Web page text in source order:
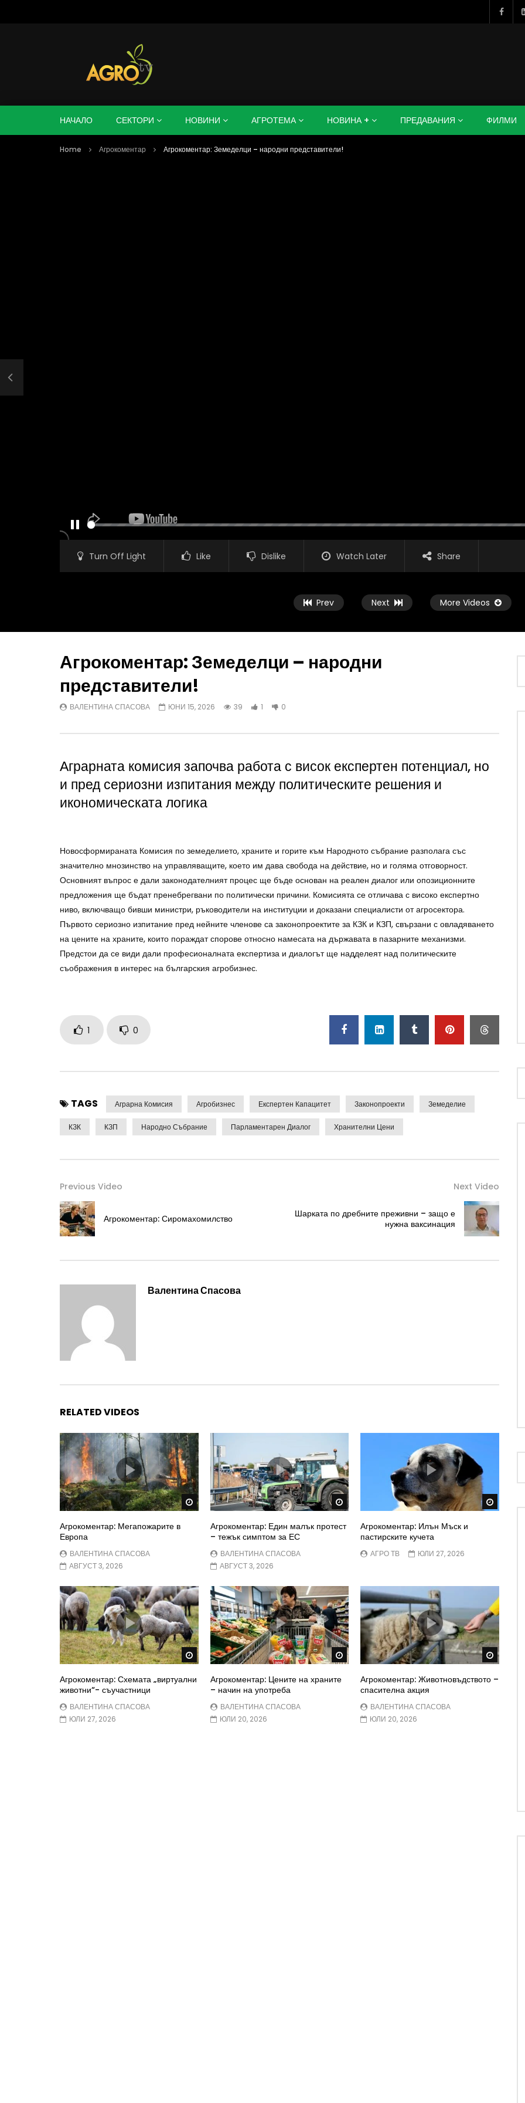
НАЧАЛО СЕКТОРИ НОВИНИ АГРОТЕМА НОВИНА + ПРЕДАВАНИЯ ФИЛМИ
Home Агрокоментар Агрокоментар: Земеделци – народни представители!
Turn Off Light Like Dislike Watch Later Share
Prev Next More Videos
Агрокоментар: Мегапожарите в
Агрокоментар: Един малък протест –
Агрокоментар: Земеделци – народни
представители!
ВАЛЕНТИНА СПАСОВА ЮНИ 15, 2026 39 1 0
Аграрната комисия започва работа с висок експертен потенциал, но
и пред сериозни изпитания между политическите решения и
икономическата логика
Новосформираната Комисия по земеделието, храните и горите към Народното събрание разполага със
значително мнозинство на управляващите, което им дава свобода на действие, но и голяма отговорност.
Основният въпрос е дали законодателният процес ще бъде основан на реален диалог или опозиционните
предложения ще бъдат пренебрегвани по политически причини. Комисията се отличава с високо експертно
ниво, включващо бивши министри, ръководители на институции и доказани специалисти от агросектора.
Първото сериозно изпитание пред нейните членове са законопроектите за КЗК и КЗП, свързани с овладяването
на цените на храните, които пораждат спорове относно намесата на държавата в пазарните механизми.
Предстои да се види дали професионалната експертиза и диалогът ще надделеят над политическите
съображения в интерес на българския агробизнес.
1 0
TAGS Аграрна Комисия Агробизнес Експертен Капацитет Законопроекти Земеделие
КЗК КЗП Народно Събрание Парламентарен Диалог Хранителни Цени
Previous Video
Агрокоментар: Сиромахомилство
Next Video
Шарката по дребните преживни – защо е
нужна ваксинация
Валентина Спасова
RELATED VIDEOS
Watch Later
Агрокоментар: Мегапожарите в
Европа
ВАЛЕНТИНА СПАСОВА
АВГУСТ 3, 2026
Watch Later
Агрокоментар: Един малък протест
– тежък симптом за ЕС
ВАЛЕНТИНА СПАСОВА
АВГУСТ 3, 2026
Агрокоментар: Илън Мъск и
пастирските кучета
АГРО ТВ ЮЛИ 27, 2026
Watch Later
Агрокоментар: Схемата „виртуални
животни“- съучастници
ВАЛЕНТИНА СПАСОВА
ЮЛИ 27, 2026
Watch Later
Агрокоментар: Цените на храните
– начин на употреба
ВАЛЕНТИНА СПАСОВА
ЮЛИ 20, 2026
Watch
Агрокоментар: Животновъдството –
спасителна акция
ВАЛЕНТИНА СПАСОВА
ЮЛИ 20, 2026